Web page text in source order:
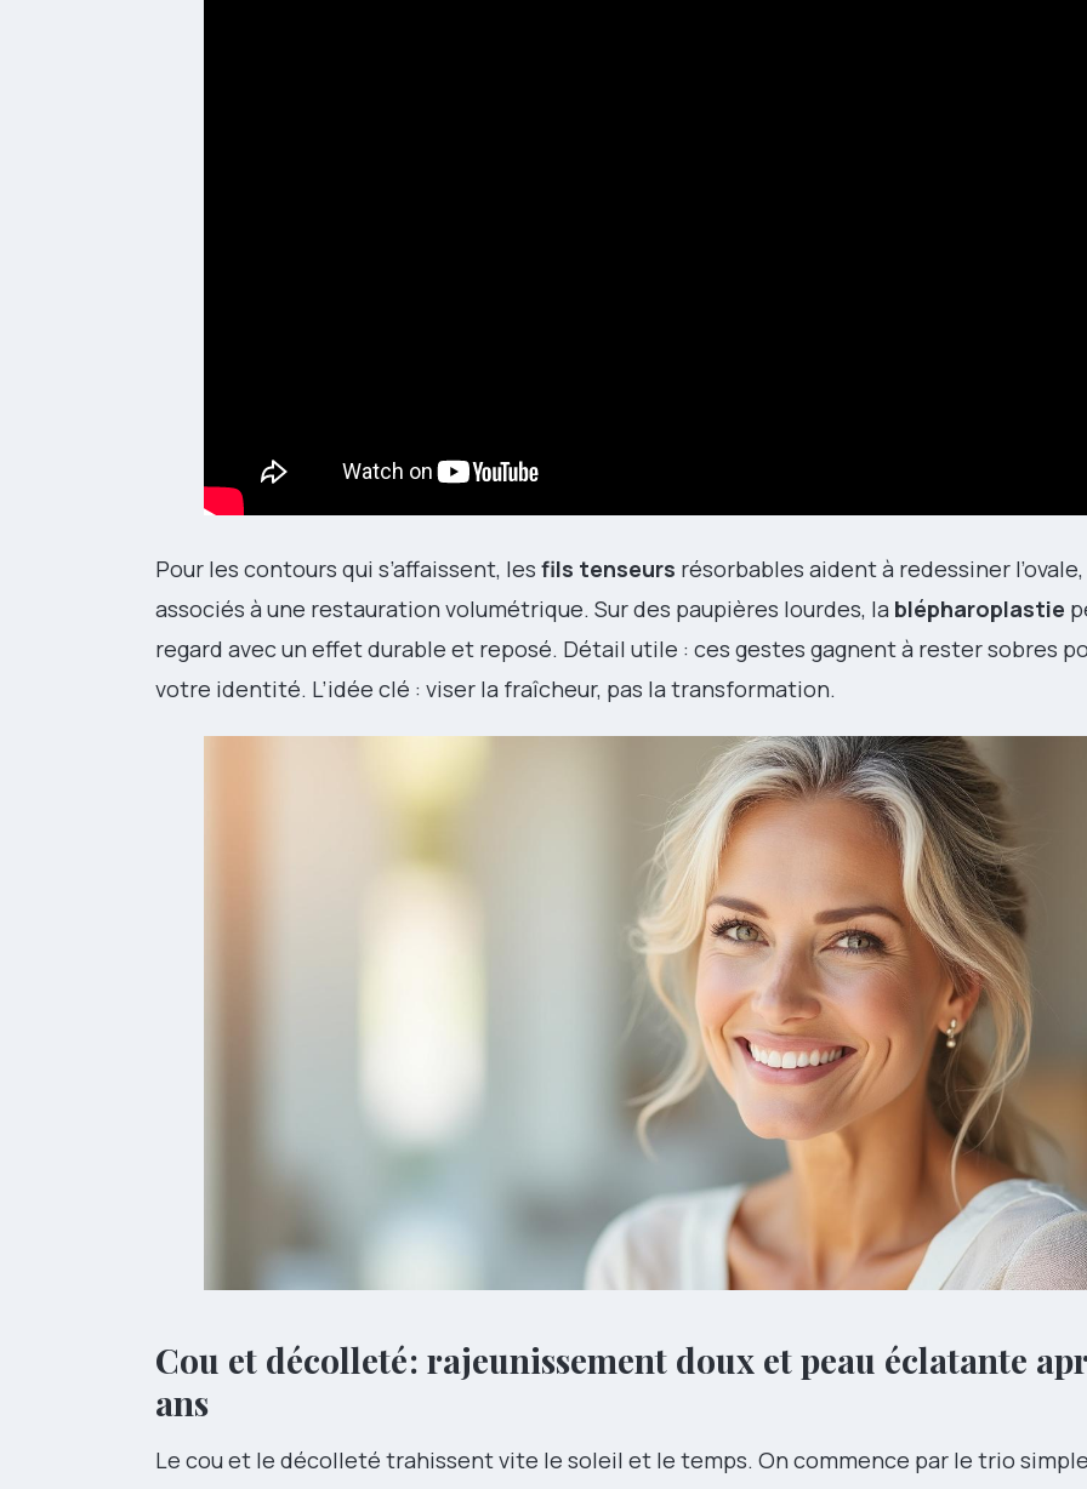
Pour les contours qui s’affaissent, les fils tenseurs résorbables aident à redessiner
associés à une restauration volumétrique. Sur des paupières lourdes, la blépharoplastie
regard avec un effet durable et reposé. Détail utile : ces gestes gagnent à rester sobres
votre identité. L’idée clé : viser la fraîcheur, pas la transformation.
Cou et décolleté : rajeunissement doux et peau éclatante
ans
Le cou et le décolleté trahissent vite le soleil et le temps. On commence par le trio